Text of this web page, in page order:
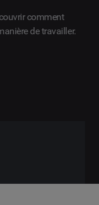
comment
de travailler.